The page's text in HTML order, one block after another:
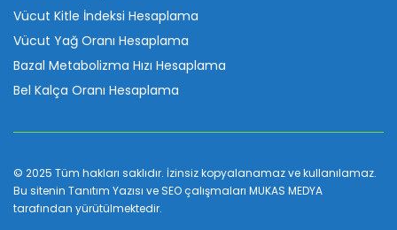
Vücut Kitle İndeksi Hesaplama
Vücut Yağ Oranı Hesaplama
Bazal Metabolizma Hızı Hesaplama
Bel Kalça Oranı Hesaplama
© 2025 Tüm hakları saklıdır. İzinsiz kopyalanamaz ve kullanılamaz.
Bu sitenin Tanıtım Yazısı ve SEO çalışmaları MUKAS MEDYA
tarafından yürütülmektedir.